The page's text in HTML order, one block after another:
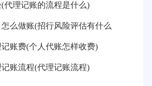
代理记账的流程是什么)
么做账(招行风险评估有什么
账费(个人代账怎样收费)
账流程(代理记账流程)